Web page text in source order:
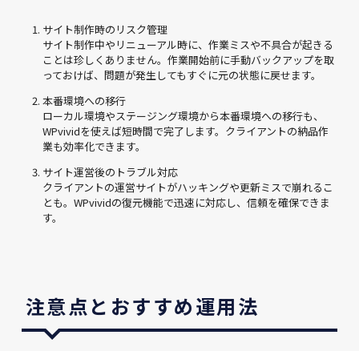
サイト制作時のリスク管理
サイト制作中やリニューアル時に、作業ミスや不具合が起きる
ことは珍しくありません。作業開始前に手動バックアップを取
っておけば、問題が発生してもすぐに元の状態に戻せます。
本番環境への移行
ローカル環境やステージング環境から本番環境への移行も、
WPvividを使えば短時間で完了します。クライアントの納品作
業も効率化できます。
サイト運営後のトラブル対応
クライアントの運営サイトがハッキングや更新ミスで崩れるこ
とも。WPvividの復元機能で迅速に対応し、信頼を確保できま
す。
注意点とおすすめ運用法